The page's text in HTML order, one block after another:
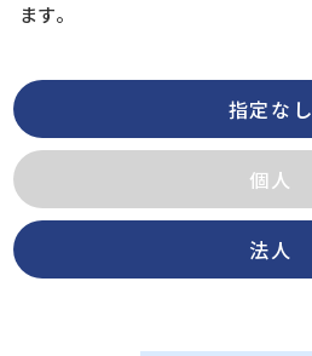
ます。
指定なし
個人
法人